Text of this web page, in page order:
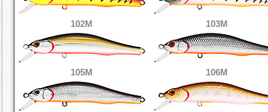
102M 103M
105M 106M